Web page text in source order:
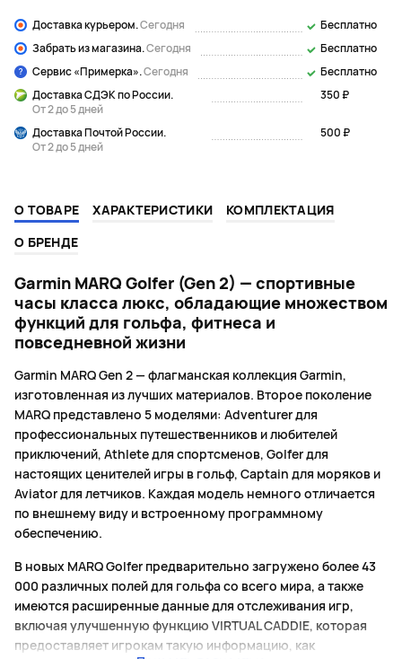
Доставка курьером.Сегодня
Бесплатно
Забрать из магазина.Сегодня
Бесплатно
Сервис «Примерка».Сегодня
Бесплатно
Доставка СДЭК по России.
От 2 до 5 дней
350 ₽
Доставка Почтой России.
От 2 до 5 дней
500 ₽
О ТОВАРЕ ХАРАКТЕРИСТИКИ
КОМПЛЕКТАЦИЯ
О БРЕНДЕ
Garmin MARQ Golfer (Gen 2) — спортивные
часы класса люкс, обладающие множеством
функций для гольфа, фитнеса и
повседневной жизни
Garmin MARQ Gen 2 — флагманская коллекция Garmin,
изготовленная из лучших материалов. Второе поколение
MARQ представлено 5 моделями: Adventurer для
профессиональных путешественников и любителей
приключений, Athlete для спортсменов, Golfer для
настоящих ценителей игры в гольф, Captain для моряков и
Aviator для летчиков. Каждая модель немного отличается
по внешнему виду и встроенному программному
обеспечению.
В новых MARQ Golfer предварительно загружено более 43
000 различных полей для гольфа со всего мира, а также
имеются расширенные данные для отслеживания игр,
включая улучшенную функцию VIRTUAL CADDIE, которая
предоставляет игрокам такую информацию, как